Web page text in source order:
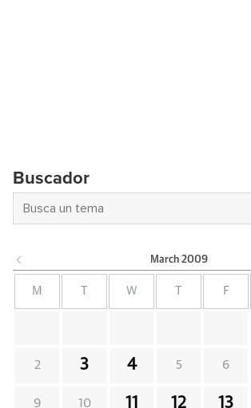
Buscador
March 2009
M W F
2 3 4 5 6
9 10 11 12 13